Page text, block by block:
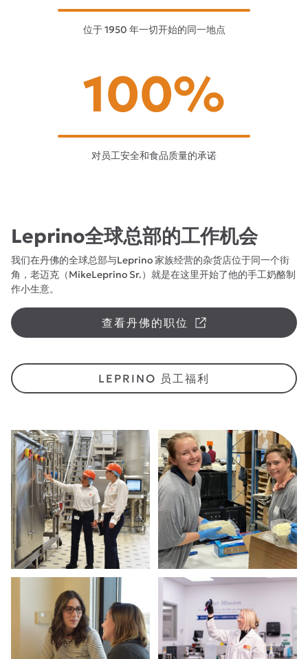
位于 1950 年一切开始的同一地点
100%
对员工安全和食品质量的承诺
Leprino全球总部的工作机会
我们在丹佛的全球总部与Leprino 家族经营的杂货店位于同一个街
角，老迈克（MikeLeprino Sr.）就是在这里开始了他的手工奶酪制
作小生意。
查看丹佛的职位
LEPRINO 员工福利